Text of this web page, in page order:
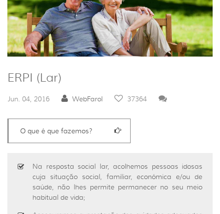
ERPI (Lar)
Jun. 04, 2016 WebFarol 37364
O que é que fazemos?
Na resposta social lar, acolhemos pessoas idosas
cuja situação social, familiar, económica e/ou de
saúde, não lhes permite permanecer no seu meio
habitual de vida;